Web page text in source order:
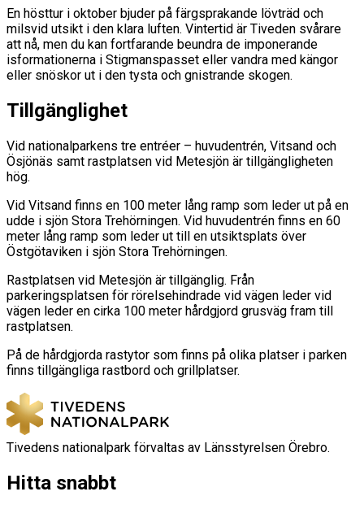
En hösttur i oktober bjuder på färgsprakande lövträd och
milsvid utsikt i den klara luften. Vintertid är Tiveden svårare
att nå, men du kan fortfarande beundra de imponerande
isformationerna i Stigmanspasset eller vandra med kängor
eller snöskor ut i den tysta och gnistrande skogen.
Tillgänglighet
Vid nationalparkens tre entréer – huvudentrén, Vitsand och
Ösjönäs samt rastplatsen vid Metesjön är tillgängligheten
hög.
Vid Vitsand finns en 100 meter lång ramp som leder ut på en
udde i sjön Stora Trehörningen. Vid huvudentrén finns en 60
meter lång ramp som leder ut till en utsiktsplats över
Östgötaviken i sjön Stora Trehörningen.
Rastplatsen vid Metesjön är tillgänglig. Från
parkeringsplatsen för rörelsehindrade vid vägen leder vid
vägen leder en cirka 100 meter hårdgjord grusväg fram till
rastplatsen.
På de hårdgjorda rastytor som finns på olika platser i parken
finns tillgängliga rastbord och grillplatser.
Tivedens nationalpark förvaltas av Länsstyrelsen Örebro.
Hitta snabbt